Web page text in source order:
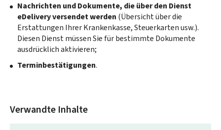
Nachrichten und Dokumente, die über den Dienst
eDeliveryversendet werden (Übersicht über die
Erstattungen Ihrer Krankenkasse, Steuerkarten usw.).
Diesen Dienst müssen Sie für bestimmte Dokumente
ausdrücklich aktivieren;
Terminbestätigungen.
Verwandte Inhalte